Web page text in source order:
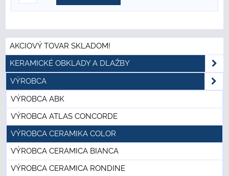
AKCIOVÝ TOVAR SKLADOM!
KERAMICKÉ OBKLADY A DLAŽBY
VÝROBCA
VÝROBCA ABK
VÝROBCA ATLAS CONCORDE
VÝROBCA CERAMIKA COLOR
VÝROBCA CERAMICA BIANCA
VÝROBCA CERAMICA RONDINE